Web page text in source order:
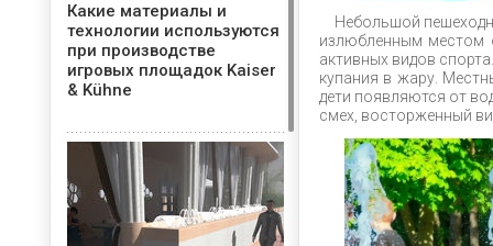
Небольшой
излюбленным местом
активных видов
купания в жару.
дети появляются от
смех, восторженный
Какие материалы и
технологии используются
при производстве
игровых площадок Kaiser
& Kühne